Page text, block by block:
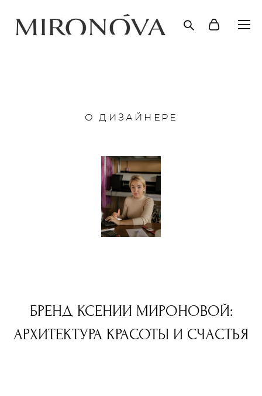
О ДИЗАЙНЕРЕ
БРЕНД КСЕНИИ МИРОНОВОЙ:
АРХИТЕКТУРА КРАСОТЫ И СЧАСТЬЯ